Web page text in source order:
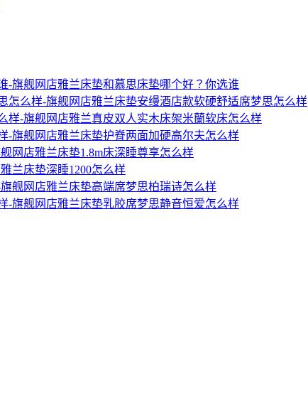
雅兰床垫和慕思床垫哪个好？你选谁
雅兰床垫安缦酒店款软硬舒适席梦思怎么样
雅兰真皮双人实木床架米蘭软床怎么样
雅兰床垫护脊两面加硬高尔夫怎么样
雅兰床垫1.8m床深睡尊享怎么样
雅兰床垫深睡1200怎么样
雅兰床垫高端席梦思柏瑞诗怎么样
雅兰床垫乳胶席梦思静音恒爱怎么样